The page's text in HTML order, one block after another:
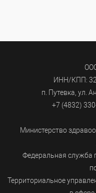
ИНН/КПП:
п. Путевка, ул.
+7 (4832)
Министерство
Федеральная служба
Территориальное